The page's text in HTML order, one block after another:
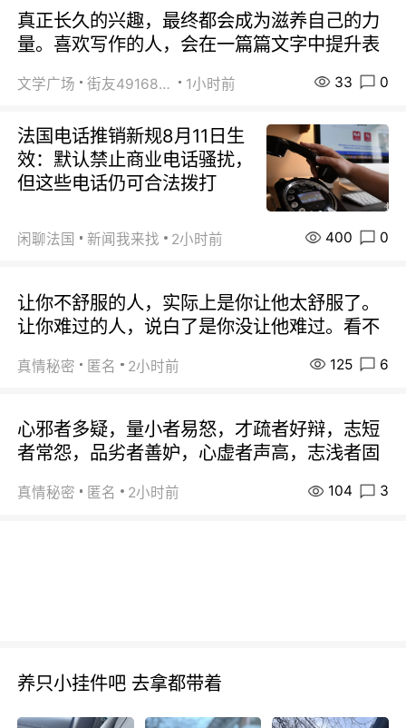
真正长久的兴趣，最终都会成为滋养自己的力
量。喜欢写作的人，会在一篇篇文字中提升表
文学广场 街友49168527 1小时前 33 0
法国电话推销新规8月11日生
效：默认禁止商业电话骚扰，
但这些电话仍可合法拨打
闲聊法国 新闻我来找 2小时前 400 0
让你不舒服的人，实际上是你让他太舒服了。
让你难过的人，说白了是你没让他难过。看不
真情秘密 匿名 2小时前 125 6
心邪者多疑，量小者易怒，才疏者好辩，志短
者常怨，品劣者善妒，心虚者声高，志浅者固
真情秘密 匿名 2小时前 104 3
养只小挂件吧 去拿都带着